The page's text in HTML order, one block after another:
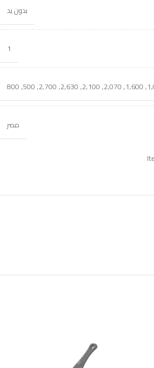
بدون يد
1
,
1,600
,
2,070
,
2,100
,
2,630
,
2,700
,
500
,
800
مصر